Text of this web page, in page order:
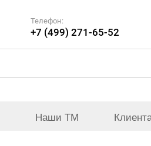
Телефон:
+7 (499) 271-65-52
Наши ТМ